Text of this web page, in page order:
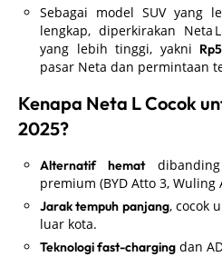
Sebagai model SUV yang
lengkap, diperkirakan Neta
yang lebih tinggi, yakni
pasar Neta dan permintaan
Kenapa Neta L Cocok
2025?
Alternatif hematdibanding
premium (BYD Atto 3, Wuling
Jarak tempuh panjang, cocok
luar kota.
Teknologi fast-charging dan